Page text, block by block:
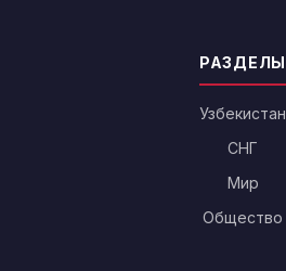
РАЗДЕЛЫ
Узбекистан
СНГ
Мир
Общество